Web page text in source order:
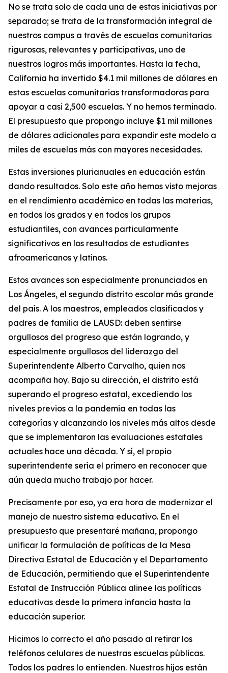
No se trata solo de cada una de estas iniciativas por
separado; se trata de la transformación integral de
nuestros campus a través de escuelas comunitarias
rigurosas, relevantes y participativas, uno de
nuestros logros más importantes. Hasta la fecha,
California ha invertido $4.1 mil millones de dólares en
estas escuelas comunitarias transformadoras para
apoyar a casi 2,500 escuelas. Y no hemos terminado.
El presupuesto que propongo incluye $1 mil millones
de dólares adicionales para expandir este modelo a
miles de escuelas más con mayores necesidades.
Estas inversiones plurianuales en educación están
dando resultados. Solo este año hemos visto mejoras
en el rendimiento académico en todas las materias,
en todos los grados y en todos los grupos
estudiantiles, con avances particularmente
significativos en los resultados de estudiantes
afroamericanos y latinos.
Estos avances son especialmente pronunciados en
Los Ángeles, el segundo distrito escolar más grande
del país. A los maestros, empleados clasificados y
padres de familia de LAUSD: deben sentirse
orgullosos del progreso que están logrando, y
especialmente orgullosos del liderazgo del
Superintendente Alberto Carvalho, quien nos
acompaña hoy. Bajo su dirección, el distrito está
superando el progreso estatal, excediendo los
niveles previos a la pandemia en todas las
categorías y alcanzando los niveles más altos desde
que se implementaron las evaluaciones estatales
actuales hace una década. Y sí, el propio
superintendente sería el primero en reconocer que
aún queda mucho trabajo por hacer.
Precisamente por eso, ya era hora de modernizar el
manejo de nuestro sistema educativo. En el
presupuesto que presentaré mañana, propongo
unificar la formulación de políticas de la Mesa
Directiva Estatal de Educación y el Departamento
de Educación, permitiendo que el Superintendente
Estatal de Instrucción Pública alinee las políticas
educativas desde la primera infancia hasta la
educación superior.
Hicimos lo correcto el año pasado al retirar los
teléfonos celulares de nuestras escuelas públicas.
Todos los padres lo entienden. Nuestros hijos están